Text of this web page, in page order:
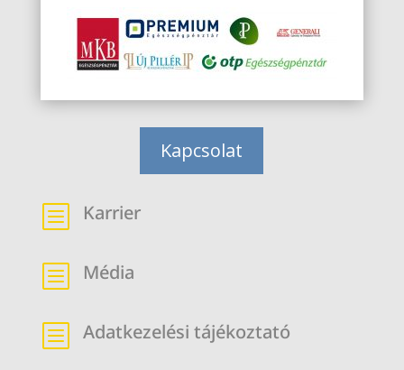
Kapcsolat
b Karrier
b Média
b Adatkezelési tájékoztató